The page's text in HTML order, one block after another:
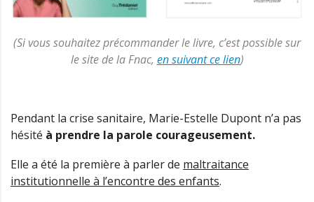
(Si vous souhaitez précommander le livre, c’est possiblesur
le site de la Fnac, en suivant ce lien)
Pendant la crise sanitaire, Marie-Estelle Dupont n’a pas
hésité à prendre la parole courageusement.
Elle a été la première à parler de maltraitance
institutionnelle à l’encontre des enfants.